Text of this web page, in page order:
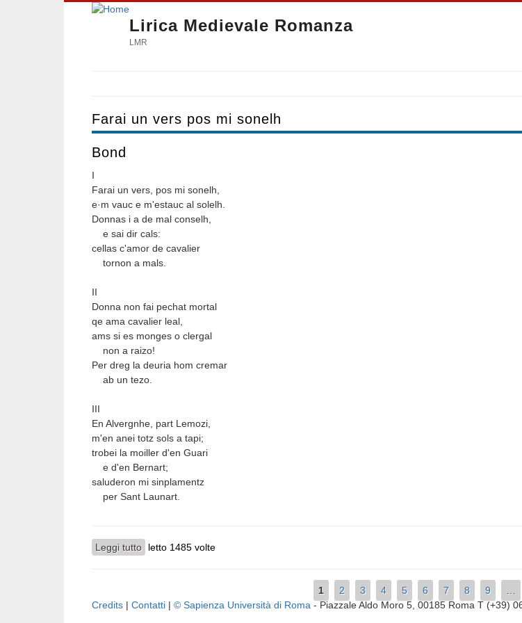
Lirica Medievale Romanza
LMR
Farai un vers pos mi sonelh
Bond
I
Farai un vers, pos mi sonelh,
e·m vauc e m'estauc al solelh.
Donnas i a de mal conselh,
e sai dir cals:
cellas c'amor de cavalier
tornon a mals.
II
Donna non fai pechat mortal
qe ama cavalier leal,
ams si es monges o clergal
non a raizo!
Per dreg la deuria hom cremar
ab un tezo.
III
En Alvergnhe, part Lemozi,
m'en anei totz sols a tapi;
trobei la moiller d'en Guari
e d'en Bernart;
saluderon mi sinplamentz
per Sant Launart.
Leggi tutto su Bond
letto 1485 volte
Pagine
1 2 3 4 5 6 7 8 9
Credits | Contatti | © Sapienza Università di Roma - Piazzale Aldo Moro 5, 00185 Roma T (+39)